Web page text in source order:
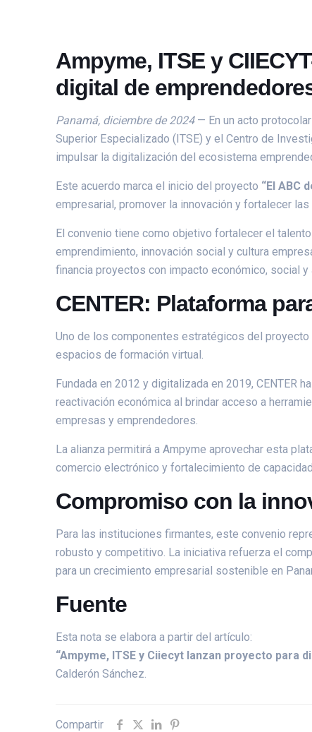
Ampyme, ITSE y
digital de
Panamá, diciembre de 2024— En un acto
Superior Especializado (ITSE) y el Centro de
impulsar la digitalización del ecosistema
Este acuerdo marca el inicio del proyecto “El ABC
empresarial, promover la innovación y fortalecer
El convenio tiene como objetivo fortalecer el
emprendimiento, innovación social y cultura
financia proyectos con impacto económico, social
CENTER: Plataforma
Uno de los componentes estratégicos del
espacios de formación virtual.
Fundada en 2012 y digitalizada en 2019, CENTER
reactivación económica al brindar acceso a
empresas y emprendedores.
La alianza permitirá a Ampyme aprovechar esta
comercio electrónico y fortalecimiento de
Compromiso con la
Para las instituciones firmantes, este convenio
robusto y competitivo. La iniciativa refuerza el
para un crecimiento empresarial sostenible en
Fuente
Esta nota se elabora a partir del artículo:
“Ampyme, ITSE y Ciiecyt lanzan proyecto para
Calderón Sánchez.
Compartir